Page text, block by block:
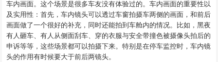
车内画面。这个场景是很多车友没有体验过的。车内画面的重要性以
及实用性 ：首先 ，车内镜头可以透过车窗拍摄车两侧的画面 ，和前后
画面做了一个很好的补充 ， 同时还能拍到车舱内的情况。 比如 ，黑夜
有人砸车、有人从侧面刮车、 穿的衣服与安全带撞色被摄像头拍后的
申诉等等 ，这些场景都可以拍摄下来。特别是在停车监控时 ，车内镜
头的作用有时候要大于前后两镜头。